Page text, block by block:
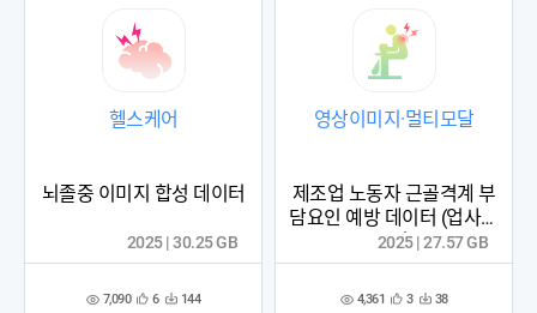
헬스케어
뇌졸중 이미지 합성 데이터
조 7,090 관 6 다 144
2025 | 30.25 GB
영상이미지·멀티모달
제조업 노동자 근골격계 부
담요인 예방 데이터 (업사이
클링)
조 4,361 관 3 다 38
2025 | 27.57 GB